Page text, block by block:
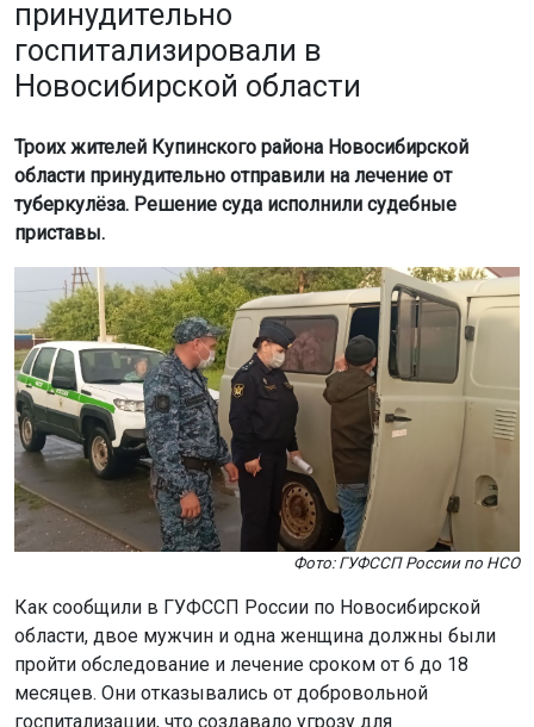
принудительно
госпитализировали в
Новосибирской области
Троих жителей Купинского района Новосибирской
области принудительно отправили на лечение от
туберкулёза. Решение суда исполнили судебные
приставы.
Фото: ГУФССП России по НСО
Как сообщили в ГУФССП России по Новосибирской
области, двое мужчин и одна женщина должны были
пройти обследование и лечение сроком от 6 до 18
месяцев. Они отказывались от добровольной
госпитализации, что создавало угрозу для